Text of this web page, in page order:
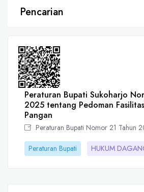
Pencarian
Peraturan Bupati Sukoharjo
2025 tentang Pedoman
Pangan
Peraturan Bupati Nomor 21 Tahun
Peraturan Bupati HUKUM